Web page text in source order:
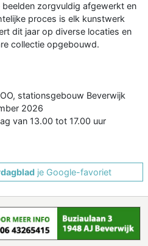
zorgvuldig afgewerkt en
proces is elk kunstwerk
dit jaar op diverse locaties en
collectie opgebouwd.
stationsgebouw Beverwijk
2026
van 13.00 tot 17.00 uur
je Google-favoriet